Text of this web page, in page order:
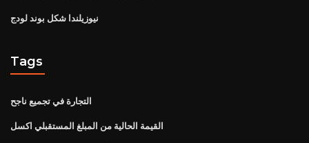
نيوزيلندا شكل بوند لودج
Tags
التجارة في تجميع ناجح
القيمة الحالية من المبلغ المستقبلي اكسل